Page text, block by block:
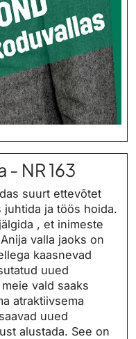
- NR 163
suurt ettevõtet
ja töös hoida.
, et inimeste
valla jaoks on
kaasnevad
uued
vald saaks
atraktiivsema
uued
alustada. See on